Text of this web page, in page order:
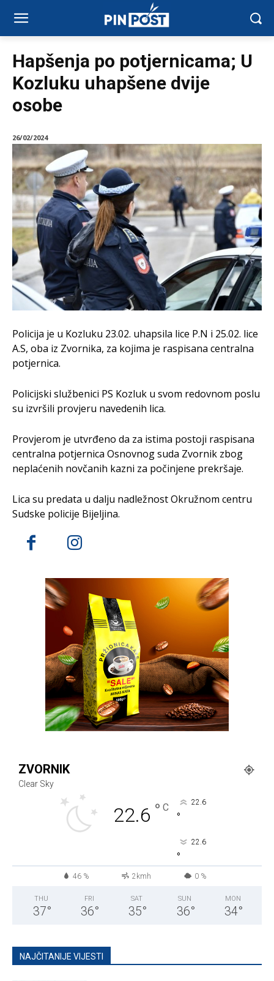
Hapšenja po potjernicama; U
Kozluku uhapšene dvije
osobe
26/02/2024
Policija je u Kozluku 23.02. uhapsila lice P.N i 25.02. lice
A.S, oba iz Zvornika, za kojima je raspisana centralna
potjernica.
Policijski službenici PS Kozluk u svom redovnom poslu
su izvršili provjeru navedenih lica.
Provjerom je utvrđeno da za istima postoji raspisana
centralna potjernica Osnovnog suda Zvornik zbog
neplaćenih novčanih kazni za počinjene prekršaje.
Lica su predata u dalju nadležnost Okružnom centru
Sudske policije Bijeljina.
ZVORNIK
Clear Sky
22.6 ° C 22.6
°
22.6
°
46 % 2kmh 0 %
THU
37°
FRI
36°
SAT
35°
SUN
36°
MON
34°
NAJČITANIJE VIJESTI